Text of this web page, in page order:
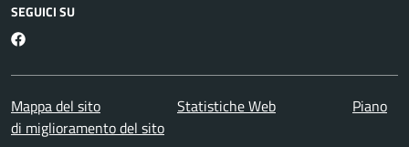
SEGUICI SU
Facebook
Mappa del sito Statistiche Web
Piano
di miglioramento del sito